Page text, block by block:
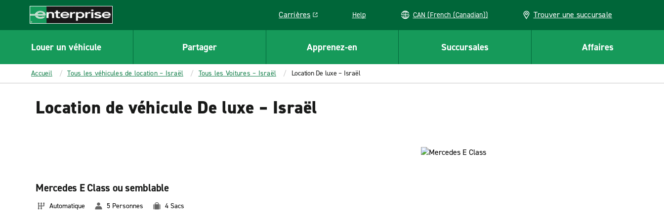
CONTENT
Enterprise
Carrières
Link opens in a new window
Help CAN (French (Canadian)) Trouver une succursale
Louer un véhicule Partager Apprenez-en Succursales Affaires
Accueil Tous les véhicules de location – Israël Tous les Voitures – Israël Location De luxe – Israël
Location de véhicule De luxe – Israël
Mercedes E Class ou semblable
Automatique 5 Personnes 4 Sacs